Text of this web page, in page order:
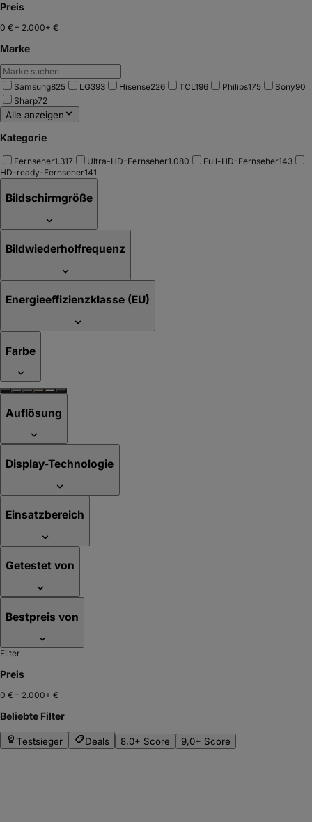
Preis
0 € – 2.000+ €
Marke
Samsung825 LG393 Hisense226 TCL196 Philips175 Sony90
Sharp72
Alle anzeigen
Kategorie
Fernseher1.317 Ultra-HD-Fernseher1.080 Full-HD-Fernseher143
HD-ready-Fernseher141
Bildschirmgröße
Bildwiederholfrequenz
Energieeffizienzklasse (EU)
Farbe
Auflösung
Display-Technologie
Einsatzbereich
Getestet von
Bestpreis von
Filter
Preis
0 € – 2.000+ €
Beliebte Filter
Testsieger Deals 8,0+ Score 9,0+ Score